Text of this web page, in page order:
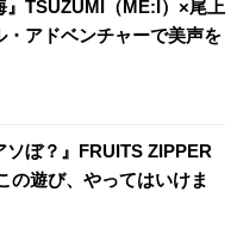
』TSUZUMI（ME:I）×尾上
・アドベンチャーで美声を
ソぼ？』FRUITS ZIPPER
の遊び、やってはいけま